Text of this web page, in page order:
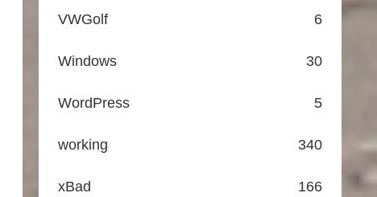
VWGolf 6
Windows 30
WordPress 5
working 340
xBad 166